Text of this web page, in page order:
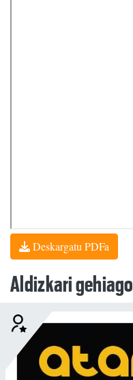
Deskargatu PDFa
Aldizkari gehiago